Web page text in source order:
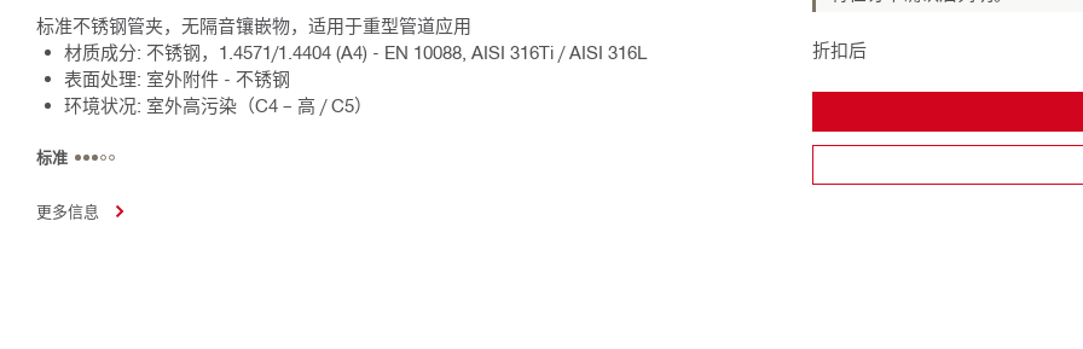
标准不锈钢管夹，无隔音镶嵌物，适用于重型管道应用
材质成分: 不锈钢，1.4571/1.4404 (A4) - EN 10088, AISI 316Ti / AISI 316L
表面处理: 室外附件 - 不锈钢
环境状况: 室外高污染（C4 – 高 / C5）
标准
更多信息
折扣后